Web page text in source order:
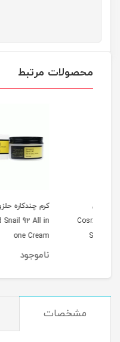
محصولات مرتبط
کرم چندکاره حلزون
Advanced Snail 92 All in
one Cream
مشخصات